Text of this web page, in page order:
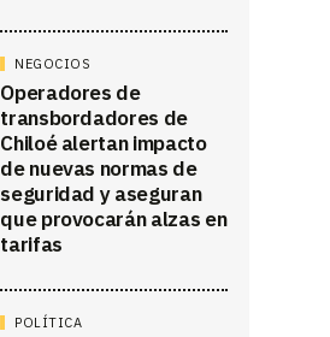
NEGOCIOS
Operadores de
transbordadores de
Chiloé alertan impacto
de nuevas normas de
seguridad y aseguran
que provocarán alzas en
tarifas
POLÍTICA